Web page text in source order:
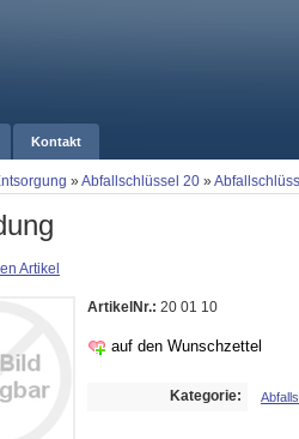
Kontakt
»Abfallschlüssel 20 »
Artikel
ArtikelNr.: 20 01 10
auf den Wunschzettel
Kategorie: